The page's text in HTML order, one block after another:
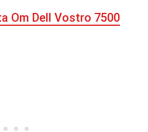
Om Dell Vostro 7500